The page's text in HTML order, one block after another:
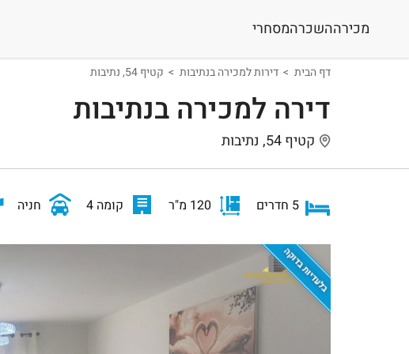
מכירההשכרהמסחרי
דף הבית דירות למכירה בנתיבות קטיף 54, נתיבות
דירה למכירה בנתיבות
קטיף 54, נתיבות
5 חדרים 120 מ"ר קומה 4 חניה
בלעדיות בדוקה